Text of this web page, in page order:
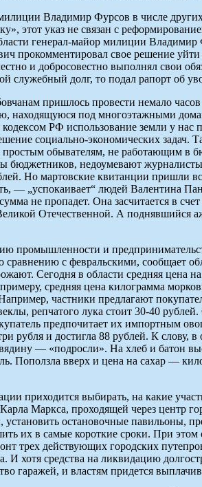
Владимир Фурсов в числе
этот указ не связан с
генерал-майор милиции Владимир
прокомментировал свое решение
и добросовестно выполнял свои
служебный долг, то подал рапорт об
пришлось провести немало
находящуюся под многоэтажными
РФ использование земли у нас
социально-экономических задач.
обывателям, не работающим в
бюджетников, недоумевают
Но мартовские квитанции пришли
— „успокаивает“ людей Валентина
не пропадет. Она засчитается в
Отечественной. А поднявшийся
промышленности и
с февральскими, сообщает
Сегодня в области средняя
средняя цена килограмма
частники предлагают
репчатого лука стоит 30-40
предпочитает их импортным
рубля и достигла 88 рублей. К слову,
— «подросли». На хлеб и батон
Поползла вверх и цена на сахар —
приходится выбирать, на какие
Маркса, проходящей через центр
остановочные павильоны,
их в самые короткие сроки. При этом
трех действующих городских
И хотя средства на ликвидацию
гаражей, и властям придется